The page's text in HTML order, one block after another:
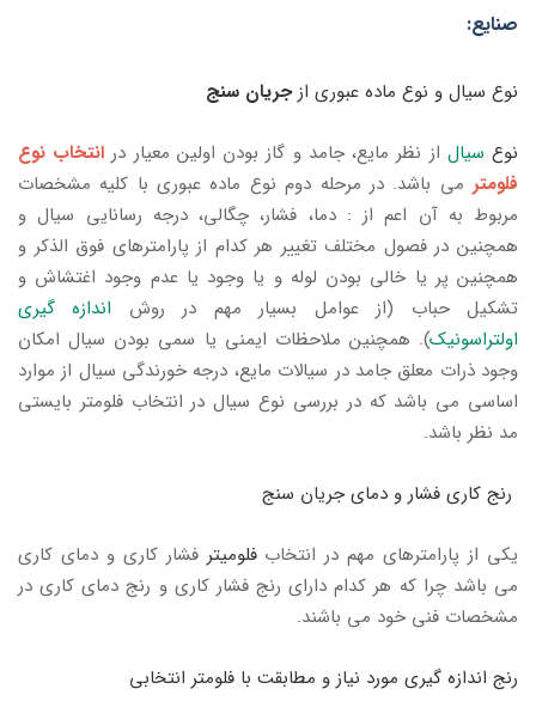
صنایع:
نوع سیال و نوع ماده عبوری ازجریان سنج
نوع سیال از نظر مایع، جامد و گاز بودن اولین معیار در انتخاب نوع
فلومتر می باشد. در مرحله دوم نوع ماده عبوری با کلیه مشخصات
مربوط به آن اعم از : دما، فشار، چگالی، درجه رسانایی سیال و
همچنین در فصول مختلف تغییر هر کدام از پارامترهای فوق الذکر و
همچنین پر یا خالی بودن لوله و یا وجود یا عدم وجود اغتشاش و
تشکیل حباب (از عوامل بسیار مهم در روش اندازه گیری
اولتراسونیک). همچنین ملاحظات ایمنی یا سمی بودن سیال امکان
وجود ذرات معلق جامد در سیالات مایع، درجه خورندگی سیال از موارد
اساسی می باشد که در بررسی نوع سیال در انتخاب فلومتر بایستی
مد نظر باشد.
رنج کاری فشار و دمای جریان سنج
یکی از پارامترهای مهم در انتخابفلومیترفشار کاری و دمای کاری
می باشد چرا که هر کدام دارای رنج فشار کاری و رنج دمای کاری در
مشخصات فنی خود می باشند.
رنج اندازه گیری مورد نیاز و مطابقت با فلومتر انتخابی